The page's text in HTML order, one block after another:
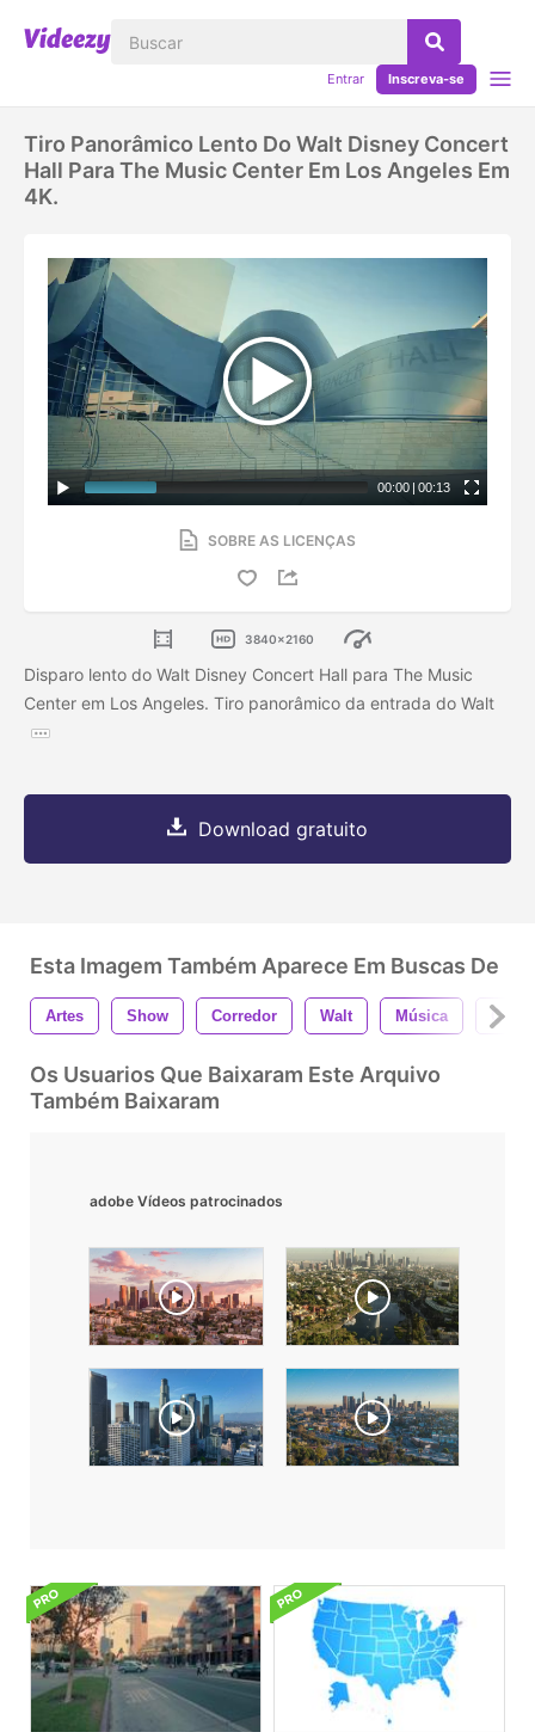
Entrar Inscreva-se
Tiro Panorâmico Lento Do Walt Disney Concert
Hall Para The Music Center Em Los Angeles Em
4K.
00:00 | 00:13
SOBRE AS LICENÇAS
3840x2160
Disparo lento do Walt Disney Concert Hall para The Music
Center em Los Angeles. Tiro panorâmico da entrada do Walt
Download gratuito
Esta Imagem Também Aparece Em Buscas De
Artes Show Corredor Walt Música
Os Usuarios Que Baixaram Este Arquivo
Também Baixaram
adobe Vídeos patrocinados